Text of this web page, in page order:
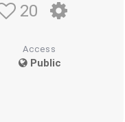
20
Access
Public